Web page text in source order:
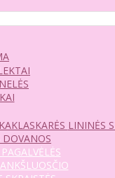
KAKLASKARĖS LININĖS
DOVANOS